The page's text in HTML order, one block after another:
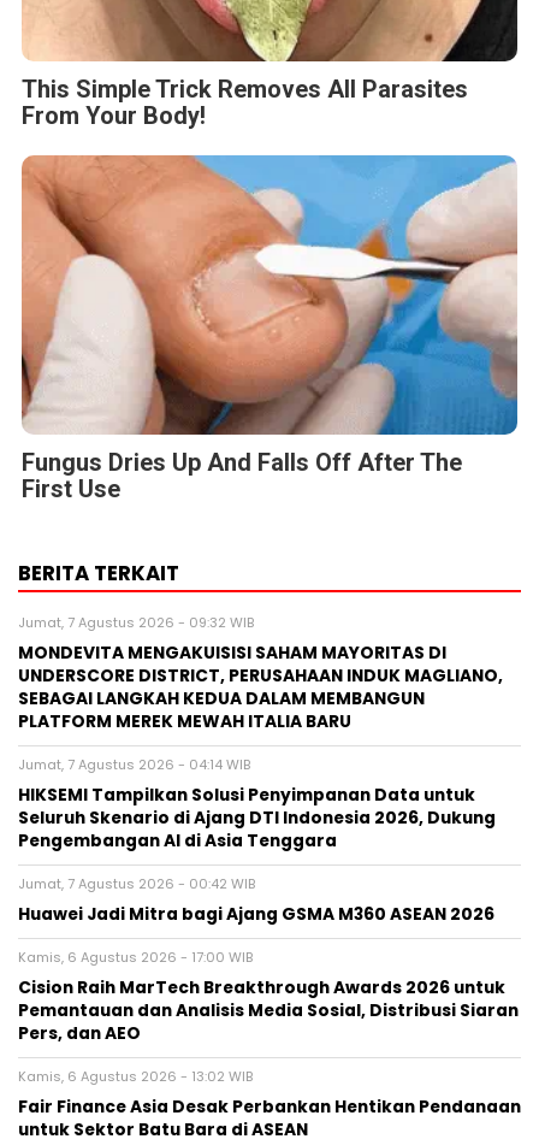
This Simple Trick Removes All Parasites
From Your Body!
Fungus Dries Up And Falls Off After The
First Use
BERITA TERKAIT
Jumat, 7 Agustus 2026 - 09:32 WIB
MONDEVITA MENGAKUISISI SAHAM MAYORITAS DI
UNDERSCORE DISTRICT, PERUSAHAAN INDUK MAGLIANO,
SEBAGAI LANGKAH KEDUA DALAM MEMBANGUN
PLATFORM MEREK MEWAH ITALIA BARU
Jumat, 7 Agustus 2026 - 04:14 WIB
HIKSEMI Tampilkan Solusi Penyimpanan Data untuk
Seluruh Skenario di Ajang DTI Indonesia 2026, Dukung
Pengembangan AI di Asia Tenggara
Jumat, 7 Agustus 2026 - 00:42 WIB
Huawei Jadi Mitra bagi Ajang GSMA M360 ASEAN 2026
Kamis, 6 Agustus 2026 - 17:00 WIB
Cision Raih MarTech Breakthrough Awards 2026 untuk
Pemantauan dan Analisis Media Sosial, Distribusi Siaran
Pers, dan AEO
Kamis, 6 Agustus 2026 - 13:02 WIB
Fair Finance Asia Desak Perbankan Hentikan Pendanaan
untuk Sektor Batu Bara di ASEAN